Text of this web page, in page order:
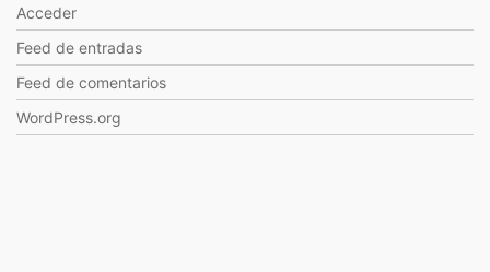
Acceder
Feed de entradas
Feed de comentarios
WordPress.org